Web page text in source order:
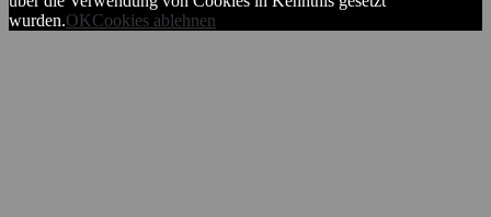
wurden.OKCookies ablehnen